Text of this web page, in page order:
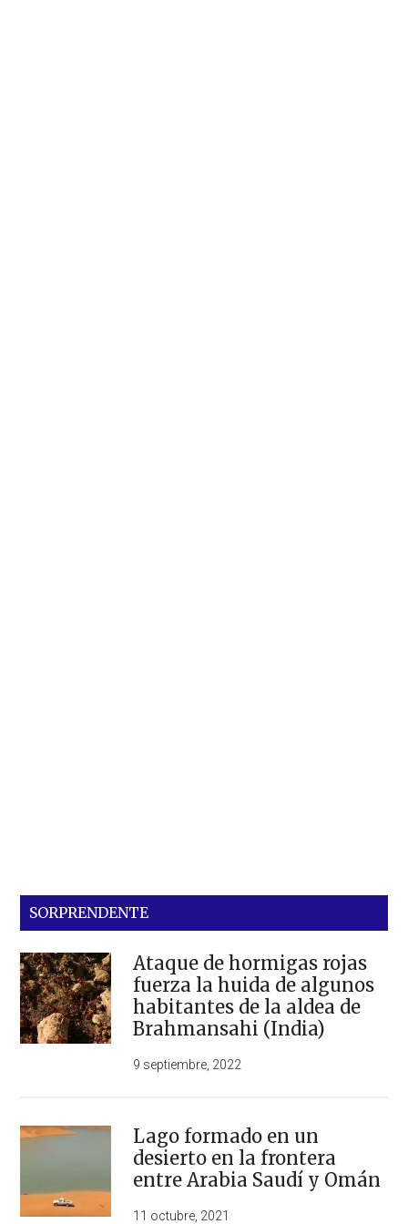
SORPRENDENTE
Ataque de hormigas rojas
fuerza la huida de algunos
habitantes de la aldea de
Brahmansahi (India)
9 septiembre, 2022
Lago formado en un
desierto en la frontera
entre Arabia Saudí y Omán
11 octubre, 2021